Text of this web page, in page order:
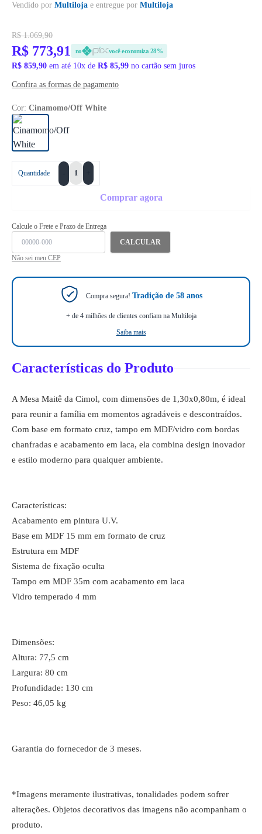
Vendido por Multiloja e entregue por Multiloja
R$ 1.069,90
R$ 773,91 no você economiza 28%
R$ 859,90 em até 10x de R$ 85,99 no cartão sem juros
Confira as formas de pagamento
Cor: Cinamomo/Off White
Quantidade
Comprar agora
Calcule o Frete e Prazo de Entrega
CALCULAR
Não sei meu CEP
Compra segura! Tradição de 58 anos
+ de 4 milhões de clientes confiam na Multiloja
Saiba mais
Características do Produto
A Mesa Maitê da Cimol, com dimensões de 1,30x0,80m, é ideal
para reunir a família em momentos agradáveis e descontraídos.
Com base em formato cruz, tampo em MDF/vidro com bordas
chanfradas e acabamento em laca, ela combina design inovador
e estilo moderno para qualquer ambiente.
Características:
Acabamento em pintura U.V.
Base em MDF 15 mm em formato de cruz
Estrutura em MDF
Sistema de fixação oculta
Tampo em MDF 35m com acabamento em laca
Vidro temperado 4 mm
Dimensões:
Altura: 77,5 cm
Largura: 80 cm
Profundidade: 130 cm
Peso: 46,05 kg
Garantia do fornecedor de 3 meses.
*Imagens meramente ilustrativas, tonalidades podem sofrer
alterações. Objetos decorativos das imagens não acompanham o
produto.